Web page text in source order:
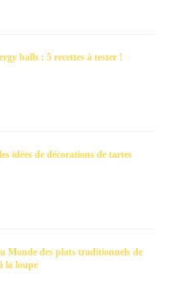
balls : 5 recettes à tester !
idées de décorations de tartes
Monde des plats traditionnels de
la loupe